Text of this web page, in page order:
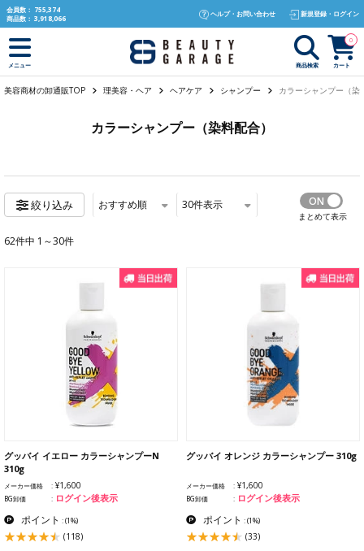
text.skipToContent
text.skipToNavigation
会員数： 755,374
商品数： 3,918,066
ヘルプ・お問い合わせ 新規登録・ログイン
メニュー 商品検索 カート
0
美容商材の卸通販TOP 理美容・ヘア ヘアケア シャンプー カラーシャンプー（染
カラーシャンプー（染料配合）
絞り込み おすすめ順 30件表示
まとめて表示
62件中 1～30件
グッバイ イエロー カラーシャンプーN
310g
メーカー価格 ¥1,600
BG卸価 ログイン後表示
ポイント :(1%)
(118)
グッバイ オレンジ カラーシャンプー 310g
メーカー価格 ¥1,600
BG卸価 ログイン後表示
ポイント :(1%)
(33)